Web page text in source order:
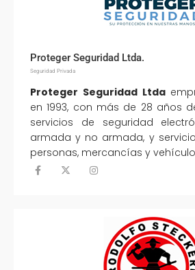
Proteger Seguridad Ltda.
Seguridad Privada
Proteger Seguridad Ltda
en 1993, con más de 28 años
servicios de seguridad
armada y no armada, y
personas, mercancías y